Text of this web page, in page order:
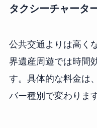
タクシーチャータ
公共交通よりは高く
界遺産周遊では時間
す。具体的な料金は
バー種別で変わります